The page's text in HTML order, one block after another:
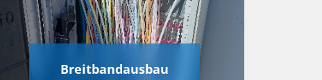
Breitbandausbau